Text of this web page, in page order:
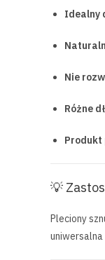
Idealny
Nie
Różne
Produkt
💡
Pleciony